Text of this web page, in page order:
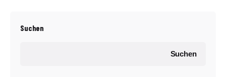
Suchen
Suchen